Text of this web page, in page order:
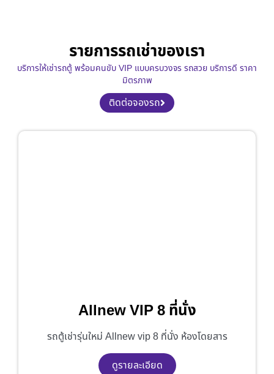
รายการรถเช่าของเรา
บริการให้เช่ารถตู้ พร้อมคนขับ VIP แบบครบวงจร รถสวย บริการดี ราคา
มิตรภาพ
ติดต่อจองรถ
Allnew VIP 8 ที่นั่ง
รถตู้เช่ารุ่นใหม่ Allnew vip 8 ที่นั่ง ห้องโดยสาร
ดูรายละเอียด